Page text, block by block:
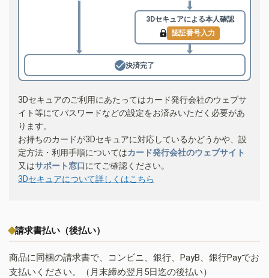
3Dセキュアによる本人確認
認証番号入力
決済完了
3Dセキュアのご利用にあたってはカード発行会社のウェブサ
イト等にてパスワードなどの設定をお済みいただく必要があ
ります。
お持ちのカードが3Dセキュアに対応しているかどうかや、設
定方法・利用手順についてはカード発行会社のウェブサイト
又はサポート窓口にてご確認ください。
3Dセキュアについて詳しくはこちら
請求書払い（後払い）
商品に同梱の請求書で、コンビニ、銀行、PayB、銀行Payでお
支払いください。（月末締め翌月5日迄の後払い）